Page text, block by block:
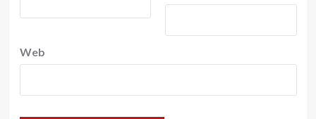
Web